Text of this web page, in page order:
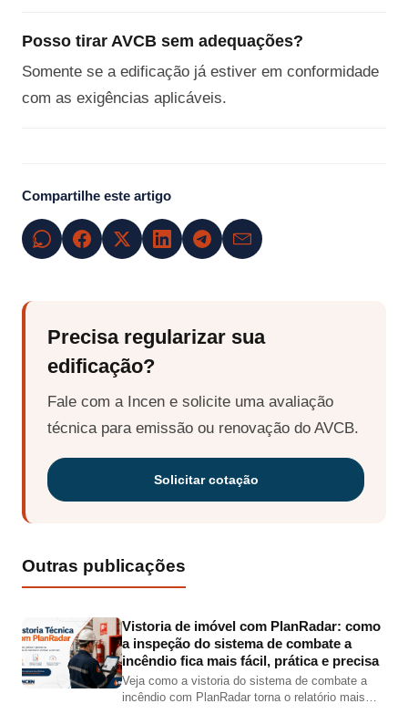
Posso tirar AVCB sem adequações?
Somente se a edificação já estiver em conformidade
com as exigências aplicáveis.
Compartilhe este artigo
Precisa regularizar sua
edificação?
Fale com a Incen e solicite uma avaliação
técnica para emissão ou renovação do AVCB.
Solicitar cotação
Outras publicações
Vistoria de imóvel com PlanRadar: como
a inspeção do sistema de combate a
incêndio fica mais fácil, prática e precisa
Veja como a vistoria do sistema de combate a
incêndio com PlanRadar torna o relatório mais